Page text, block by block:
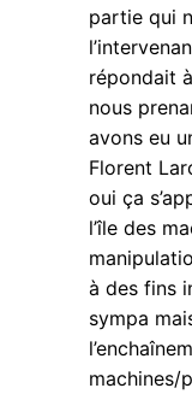
partie qui
répondait
nous
avons eu
Florent
oui ça
l’île des
à des fins
sympa
machines/